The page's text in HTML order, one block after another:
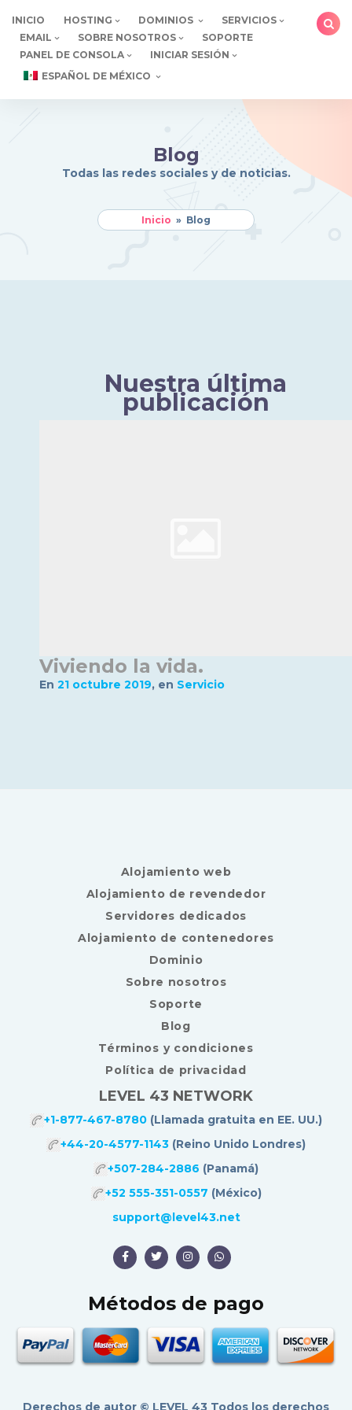
contenido
INICIO HOSTING DOMINIOS
SERVICIOS
EMAIL
SOBRE NOSOTROS
SOPORTE
PANEL DE CONSOLA
INICIAR SESIÓN
ESPAÑOL DE MÉXICO
Blog
Todas las redes sociales y de noticias.
Inicio » Blog
Nuestra última
publicación
Viviendo la vida.
en 21 octubre 2019, en Servicio
Alojamiento web
Alojamiento de revendedor
Servidores dedicados
Alojamiento de contenedores
Dominio
Sobre nosotros
Soporte
Blog
Términos y condiciones
Política de privacidad
LEVEL 43 NETWORK
+1-877-467-8780 (Llamada gratuita en EE. UU.)
+44-20-4577-1143 (Reino Unido Londres)
+507-284-2886 (Panamá)
+52 555-351-0557 (México)
support@level43.net
Métodos de pago
Derechos de autor © LEVEL 43 Todos los derechos